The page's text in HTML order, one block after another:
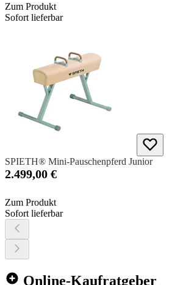
Zum Produkt
Sofort lieferbar
SPIETH® Mini-Pauschenpferd Junior
2.499,00 €
Zum Produkt
Sofort lieferbar
Online-Kaufratgeber